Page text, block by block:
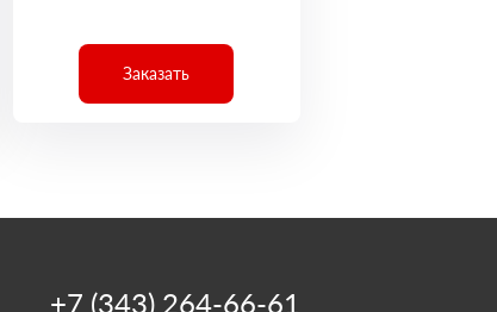
Заказать
+7 (343) 264-66-61